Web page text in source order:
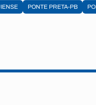
PONTE PRETA-PB